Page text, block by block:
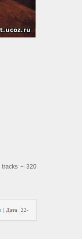
+ 320
| Дата: 22-